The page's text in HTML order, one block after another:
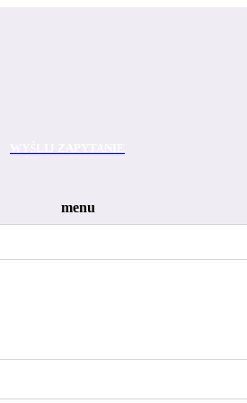
menu